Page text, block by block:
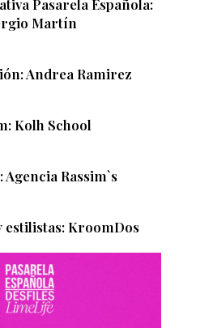
Pasarela Española:
Martín
Andrea Ramirez
Kolh School
Agencia Rassim`s
estilistas: KroomDos